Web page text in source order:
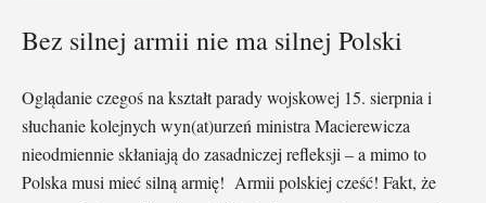
Bez silnej armii nie ma silnej Polski
Oglądanie czegoś na kształt parady wojskowej 15. sierpnia i
słuchanie kolejnych wyn(at)urzeń ministra Macierewicza
nieodmiennie skłaniają do zasadniczej refleksji – a mimo to
Polska musi mieć silną armię! Armii polskiej cześć! Fakt, że